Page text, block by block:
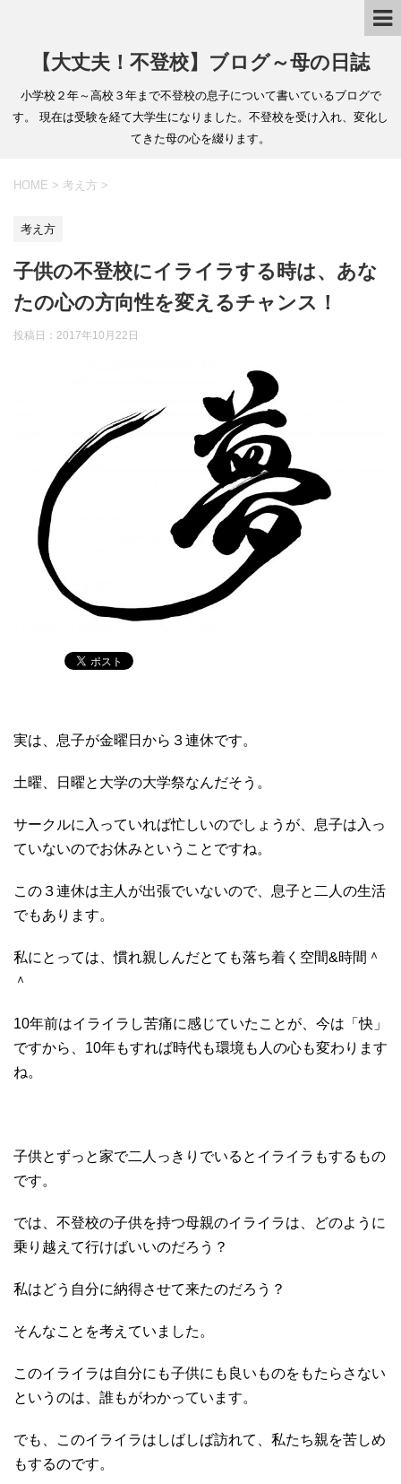
【大丈夫！不登校】ブログ～母の日誌
小学校２年～高校３年まで不登校の息子について書いているブログで
す。 現在は受験を経て大学生になりました。不登校を受け入れ、変化し
てきた母の心を綴ります。
HOME > 考え方 >
考え方
子供の不登校にイライラする時は、あな
たの心の方向性を変えるチャンス！
投稿日：2017年10月22日
実は、息子が金曜日から３連休です。
土曜、日曜と大学の大学祭なんだそう。
サークルに入っていれば忙しいのでしょうが、息子は入っ
ていないのでお休みということですね。
この３連休は主人が出張でいないので、息子と二人の生活
でもあります。
私にとっては、慣れ親しんだとても落ち着く空間&時間＾
＾
10年前はイライラし苦痛に感じていたことが、今は「快」
ですから、10年もすれば時代も環境も人の心も変わります
ね。
子供とずっと家で二人っきりでいるとイライラもするもの
です。
では、不登校の子供を持つ母親のイライラは、どのように
乗り越えて行けばいいのだろう？
私はどう自分に納得させて来たのだろう？
そんなことを考えていました。
このイライラは自分にも子供にも良いものをもたらさない
というのは、誰もがわかっています。
でも、このイライラはしばしば訪れて、私たち親を苦しめ
もするのです。